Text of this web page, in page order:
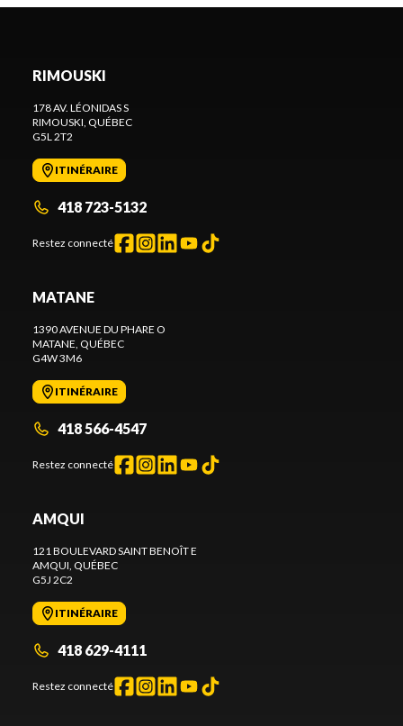
RIMOUSKI
178 AV. LÉONIDAS S
RIMOUSKI, QUÉBEC
G5L 2T2
ITINÉRAIRE
418 723-5132
Restez connecté
MATANE
1390 AVENUE DU PHARE O
MATANE, QUÉBEC
G4W 3M6
ITINÉRAIRE
418 566-4547
Restez connecté
AMQUI
121 BOULEVARD SAINT BENOÎT E
AMQUI, QUÉBEC
G5J 2C2
ITINÉRAIRE
418 629-4111
Restez connecté